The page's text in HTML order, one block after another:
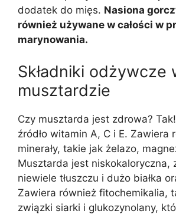
dodatek do mięs. Nasiona
również używane w całości w
marynowania.
Składniki odżywcze
musztardzie
Czy musztarda jest zdrowa?
źródło witamin A, C i E. Zawiera
minerały, takie jak żelazo,
Musztarda jest niskokaloryczna,
niewiele tłuszczu i dużo białka
Zawiera również fitochemikalia,
związki siarki i glukozynolany,